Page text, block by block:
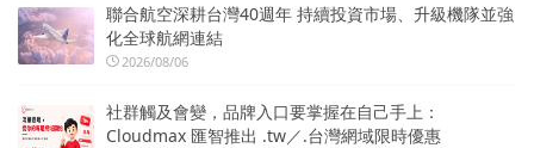
聯合航空深耕台灣40週年 持續投資市場、升級機隊並強
化全球航網連結
2026/08/06
社群觸及會變，品牌入口要掌握在自己手上：
Cloudmax 匯智推出 .tw／.台灣網域限時優惠